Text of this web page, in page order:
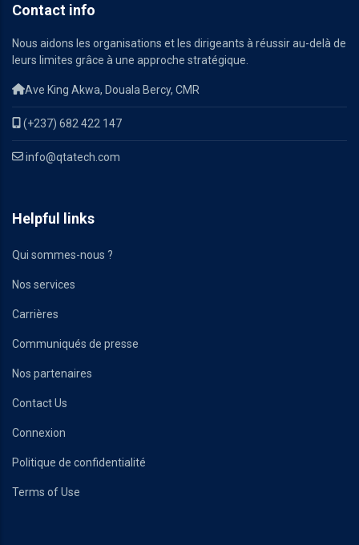
Contact info
Nous aidons les organisations et les dirigeants à réussir au-delà de
leurs limites grâce à une approche stratégique.
Ave King Akwa, Douala Bercy, CMR
(+237) 682 422 147
info@qtatech.com
Helpful links
Qui sommes-nous ?
Nos services
Carrières
Communiqués de presse
Nos partenaires
Contact Us
Connexion
Politique de confidentialité
Terms of Use